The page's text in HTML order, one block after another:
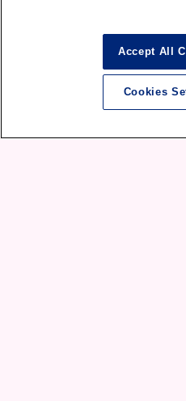
Letter from Tenshi-no-Sato
VOLKS Email Magazine
Accept All
Cookies